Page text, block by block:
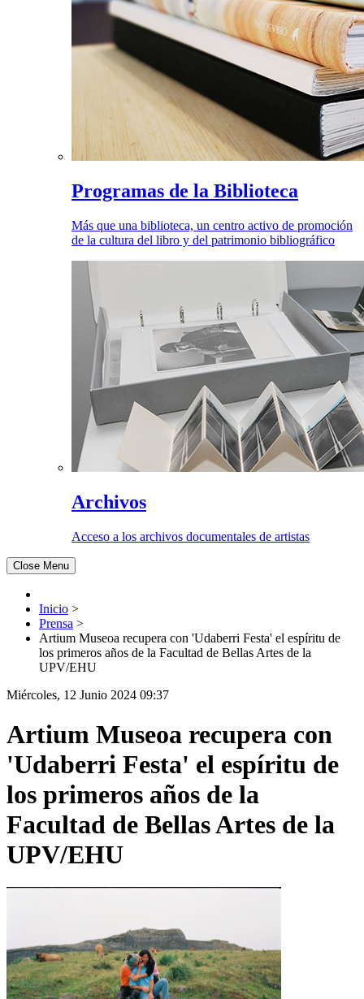
Programas de la Biblioteca
Más que una biblioteca, un centro activo de promoción
de la cultura del libro y del patrimonio bibliográfico
Archivos
Acceso a los archivos documentales de artistas
Close Menu
Inicio >
Prensa >
Artium Museoa recupera con 'Udaberri Festa' el espíritu de
los primeros años de la Facultad de Bellas Artes de la
UPV/EHU
Miércoles, 12 Junio 2024 09:37
Artium Museoa recupera con
'Udaberri Festa' el espíritu de
los primeros años de la
Facultad de Bellas Artes de la
UPV/EHU